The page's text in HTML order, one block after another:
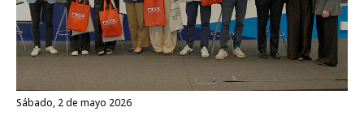
sábado, 2 de mayo 2026